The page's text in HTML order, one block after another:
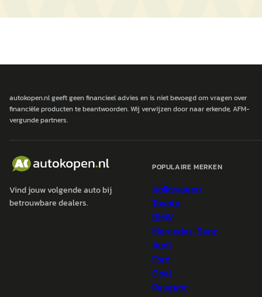
autokopen.nl geeft geen financieel advies en is niet bevoegd om vragen over
financiële producten te beantwoorden. Wij verwijzen door naar erkende, AFM-
vergunde partners.
Vind jouw volgende auto bij
betrouwbare dealers.
POPULAIRE MERKEN
Volkswagen
Toyota
BMW
Mercedes-Benz
Audi
Ford
Opel
Peugeot